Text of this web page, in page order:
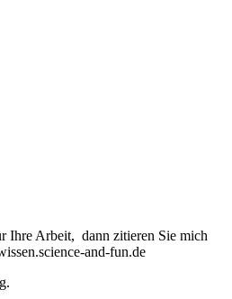
Ihre Arbeit, dann zitieren Sie mich
and-fun.de